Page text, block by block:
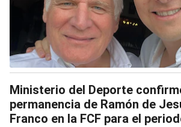
Ministerio del Deporte
permanencia de Ramón de
Franco en la FCF para el